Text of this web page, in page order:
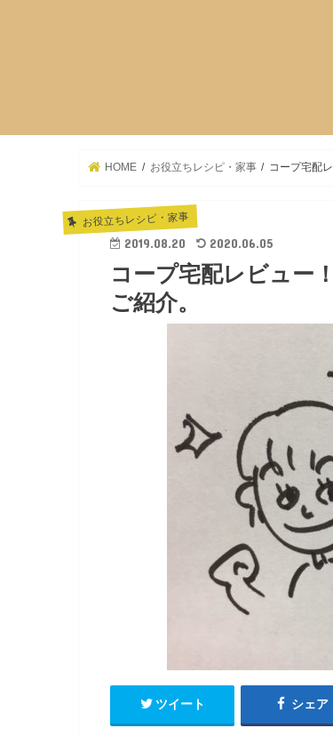
HOME お役立ちレシピ・家事 コープ宅配
お役立ちレシピ・家事
2019.08.20 2020.06.05
コープ宅配レビュー
ご紹介。
ツイート シェア